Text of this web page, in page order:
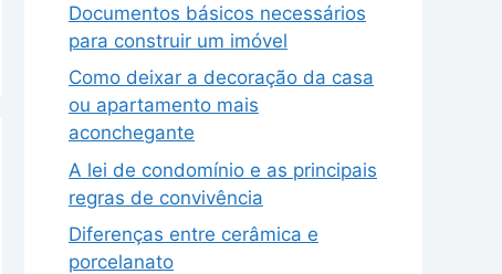
Documentos básicos necessários
para construir um imóvel
Como deixar a decoração da casa
ou apartamento mais
aconchegante
A lei de condomínio e as principais
regras de convivência
Diferenças entre cerâmica e
porcelanato